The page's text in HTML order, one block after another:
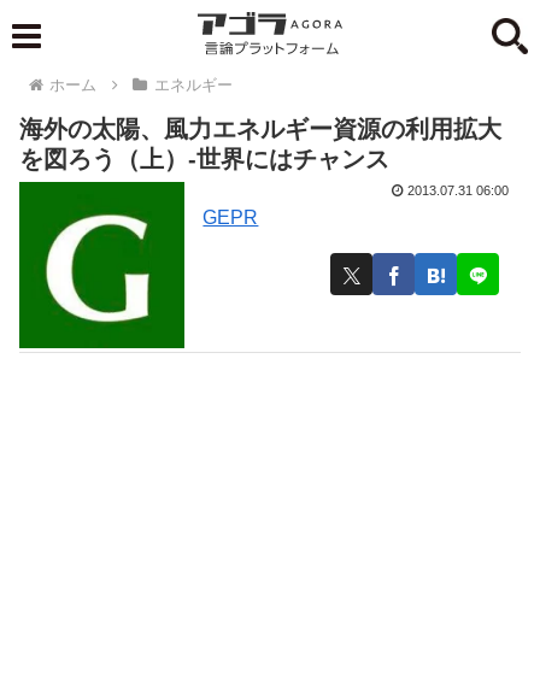
ホーム エネルギー
海外の太陽、風力エネルギー資源の利用拡大
を図ろう（上）-世界にはチャンス
GEPR
2013.07.31 06:00